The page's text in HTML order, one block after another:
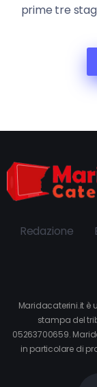
prime tre
Redazione
Maridacaterini.it è
stampa del
05263700659.
in particolare di